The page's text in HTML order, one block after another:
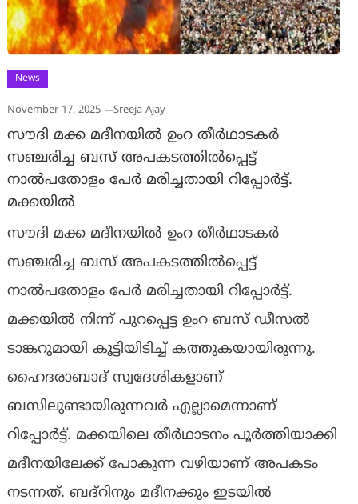
News
November 17, 2025 Sreeja Ajay
സൗദി മക്ക മദീനയിൽ ഉംറ തീർഥാടകർ
സഞ്ചരിച്ച ബസ് അപകടത്തിൽപ്പെട്ട്
നാൽപതോളം പേർ മരിച്ചതായി റിപ്പോർട്ട്.
മക്കയിൽ
സൗദി മക്ക മദീനയിൽ ഉംറ തീർഥാടകർ
സഞ്ചരിച്ച ബസ് അപകടത്തിൽപ്പെട്ട്
നാൽപതോളം പേർ മരിച്ചതായി റിപ്പോർട്ട്.
മക്കയിൽ നിന്ന് പുറപ്പെട്ട ഉംറ ബസ് ഡീസൽ
ടാങ്കറുമായി കൂട്ടിയിടിച്ച് കത്തുകയായിരുന്നു.
ഹൈദരാബാദ് സ്വദേശികളാണ്
ബസിലുണ്ടായിരുന്നവർ എല്ലാമെന്നാണ്
റിപ്പോർട്ട്. മക്കയിലെ തീര്‍ഥാടനം പൂര്‍ത്തിയാക്കി
മദീനയിലേക്ക് പോകുന്ന വഴിയാണ് അപകടം
നടന്നത്. ബദ്റിനും മദീനക്കും ഇടയിൽ